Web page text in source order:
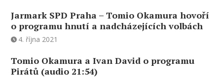
Jarmark SPD Praha – Tomio Okamura hovoří
o programu hnutí a nadcházejících volbách
4. října 2021
Tomio Okamura a Ivan David o programu
Pirátů (audio 21:54)